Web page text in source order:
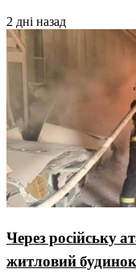
2 дні назад
Через російську
житловий будинок